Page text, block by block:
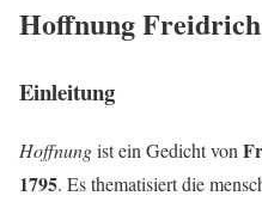
Hoffnung
Einleitung
Hoffnungist ein Gedicht von
1795. Es thematisiert die